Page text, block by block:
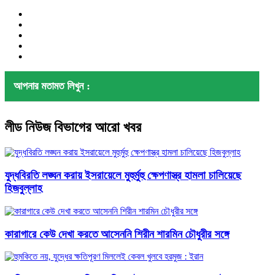
আপনার মতামত লিখুন :
লীড নিউজ বিভাগের আরো খবর
যুদ্ধবিরতি লঙ্ঘন করায় ইসরায়েলে মুহুর্মুহু ক্ষেপণাস্ত্র হামলা চালিয়েছে
হিজবুল্লাহ
কারাগারে কেউ দেখা করতে আসেননি শিরীন শারমিন চৌধুরীর সঙ্গে